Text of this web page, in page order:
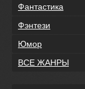
Фантастика
Фэнтези
Юмор
ВСЕ ЖАНРЫ